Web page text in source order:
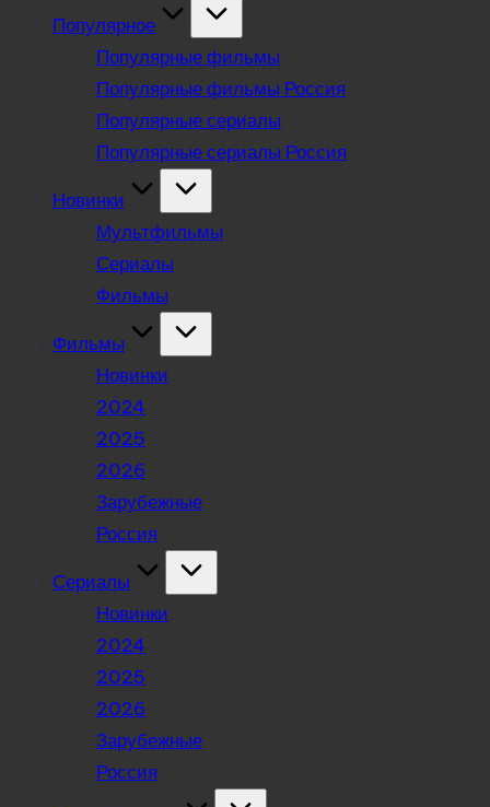
Популярное
Популярные фильмы
Популярные фильмы Россия
Популярные сериалы
Популярные сериалы Россия
Новинки
Мультфильмы
Сериалы
Фильмы
Фильмы
Новинки
2024
2025
2026
Зарубежные
Россия
Сериалы
Новинки
2024
2025
2026
Зарубежные
Россия